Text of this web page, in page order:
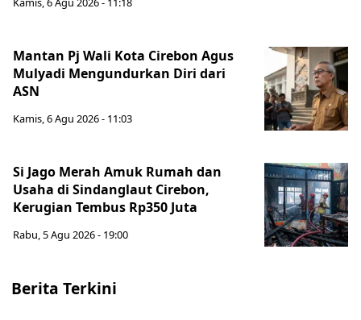
Mantan Pj Wali Kota Cirebon Agus
Mulyadi Mengundurkan Diri dari
ASN
Kamis, 6 Agu 2026 - 11:03
Si Jago Merah Amuk Rumah dan
Usaha di Sindanglaut Cirebon,
Kerugian Tembus Rp350 Juta
Rabu, 5 Agu 2026 - 19:00
Berita Terkini